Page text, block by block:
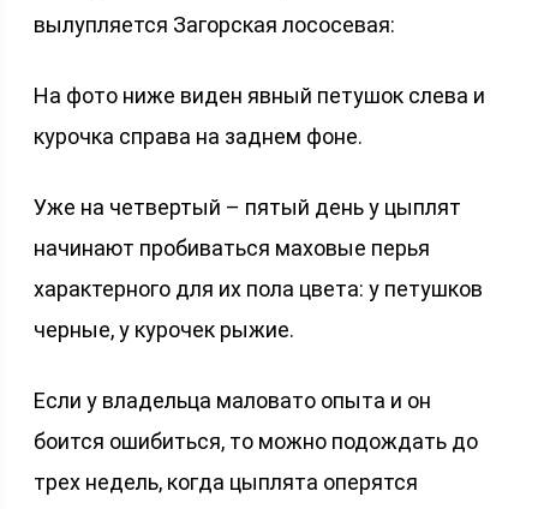
вылупляется Загорская лососевая:
На фото ниже виден явный петушок слева и
курочка справа на заднем фоне.
Уже на четвертый – пятый день у цыплят
начинают пробиваться маховые перья
характерного для их пола цвета: у петушков
черные, у курочек рыжие.
Если у владельца маловато опыта и он
боится ошибиться, то можно подождать до
трех недель, когда цыплята оперятся